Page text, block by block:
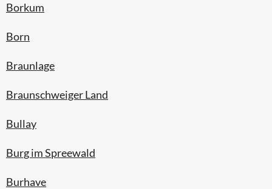
Borkum
Born
Braunlage
Braunschweiger Land
Bullay
Burg im Spreewald
Burhave